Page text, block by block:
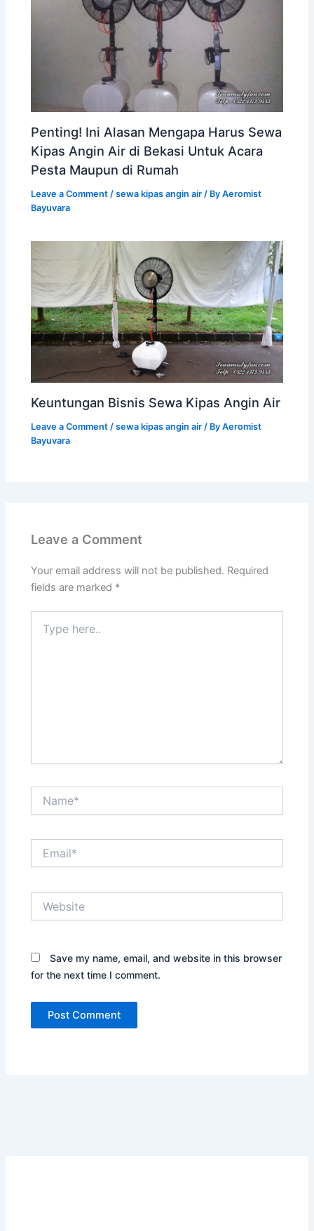
Penting! Ini Alasan Mengapa Harus Sewa
Kipas Angin Air di Bekasi Untuk Acara
Pesta Maupun di Rumah
Leave a Comment /sewa kipas angin air / ByAeromist
Bayuvara
Keuntungan Bisnis Sewa Kipas Angin Air
Leave a Comment /sewa kipas angin air / ByAeromist
Bayuvara
Leave a Comment
Your email address will not be published. Required
fields are marked *
here..
Save my name, email, and website in this browser
for the next time I comment.